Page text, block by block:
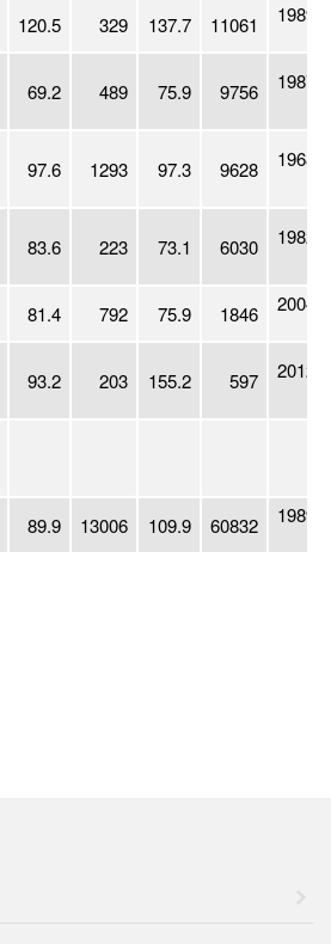
120.5 329 137.7 11061
1989/
69.2 489 75.9 9756
1987/
97.6 1293 97.3 9628
1968/
83.6 223 73.1 6030
1982/
81.4 792 75.9 1846
2004/
93.2 203 155.2 597
2012/
89.9 13006 109.9 60832
1989/